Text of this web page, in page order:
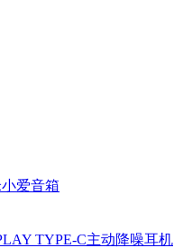
爱音箱
TYPE-C主动降噪耳机